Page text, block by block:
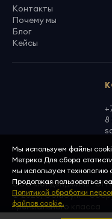
Контакты
Почему мы
Блог
Кейсы
8
ООО «Голденджим» ·
© 2026, GoldGym —
премиального класса
Мы используем файлы
Метрика Для сбора
мы используем технологию
Продолжая пользоваться
Политикой обработки
файлов cookie.